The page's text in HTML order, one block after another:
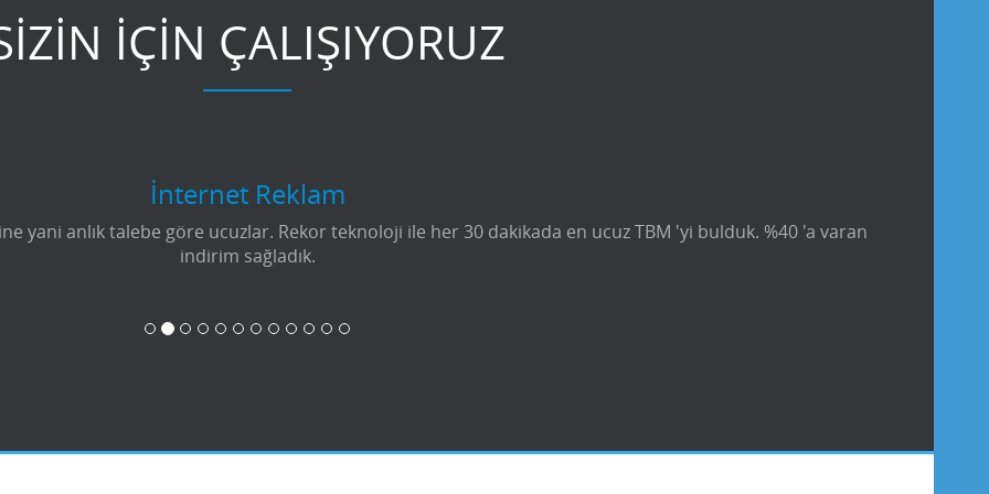
İÇİN ÇALIŞIYORUZ
İnternet Reklam
yani anlık talebe göre ucuzlar. Rekor teknoloji ile her 30 dakikada en ucuz TBM 'yi bulduk. %40 'a varan
indirim sağladık.